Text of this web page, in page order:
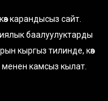
карандысыз сайт.
баалуулуктарды
кыргыз тилинде, көз
камсыз кылат.